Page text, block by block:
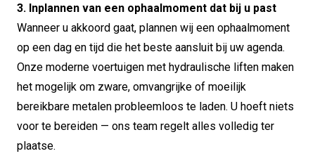
3. Inplannen van een ophaalmoment dat bij u past
Wanneer u akkoord gaat, plannen wij een ophaalmoment
op een dag en tijd die het beste aansluit bij uw agenda.
Onze moderne voertuigen met hydraulische liften maken
het mogelijk om zware, omvangrijke of moeilijk
bereikbare metalen probleemloos te laden. U hoeft niets
voor te bereiden — ons team regelt alles volledig ter
plaatse.